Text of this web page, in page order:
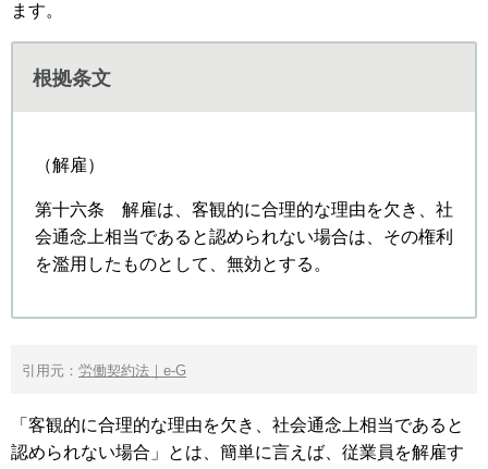
ます。
根拠条文
（解雇）
第十六条 解雇は、客観的に合理的な理由を欠き、社
会通念上相当であると認められない場合は、その権利
を濫用したものとして、無効とする。
引用元： 労働契約法｜e-G
「客観的に合理的な理由を欠き、社会通念上相当であると
認められない場合」とは、簡単に言えば、従業員を解雇す